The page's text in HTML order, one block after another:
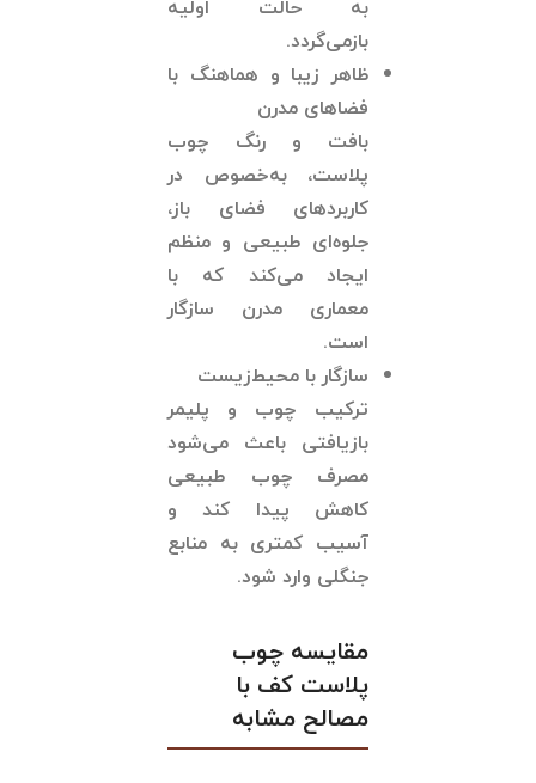
به حالت اولیه
بازمی‌گردد.
ظاهر زیبا و هماهنگ با
فضاهای مدرن
بافت و رنگ چوب
پلاست، به‌خصوص در
کاربردهای فضای باز،
جلوه‌ای طبیعی و منظم
ایجاد می‌کند که با
معماری مدرن سازگار
است.
سازگار با محیط‌زیست
ترکیب چوب و پلیمر
بازیافتی باعث می‌شود
مصرف چوب طبیعی
کاهش پیدا کند و
آسیب کمتری به منابع
جنگلی وارد شود.
مقایسه چوب
پلاست کف با
مصالح مشابه